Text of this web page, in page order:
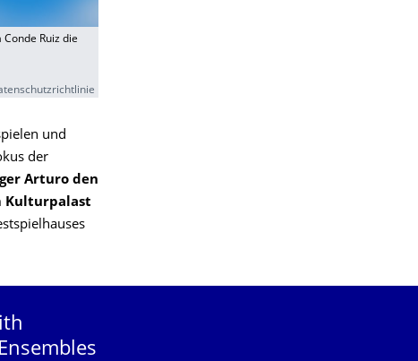
Ruiz die
und
der
Arturo den
Kulturpalast